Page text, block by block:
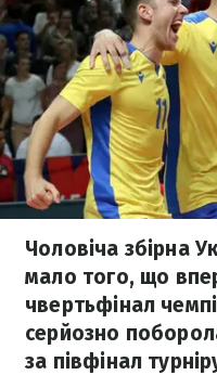
Чоловіча збірна
мало того, що
чвертьфінал
серйозно
за півфінал